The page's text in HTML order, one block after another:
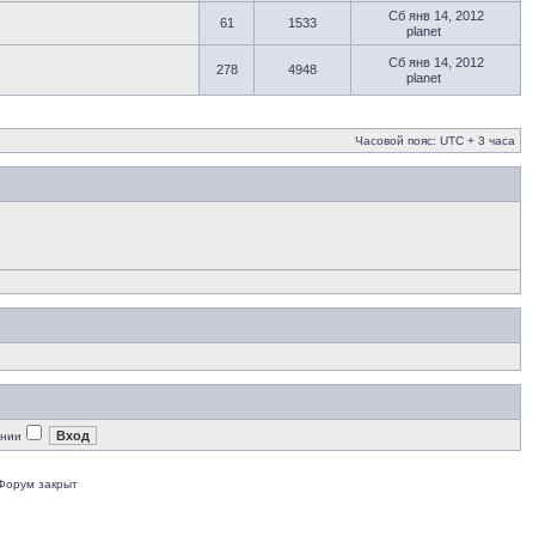
61 1533
Сб янв 14, 2012
planet
278 4948
Сб янв 14, 2012
planet
Часовой пояс: UTC + 3 часа
закрыт